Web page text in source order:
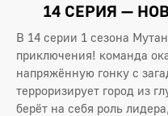
14 СЕРИЯ —
В 14 серии 1 сезона
приключения! команда
напряжённую гонку с
терроризирует город из
берёт на себя роль